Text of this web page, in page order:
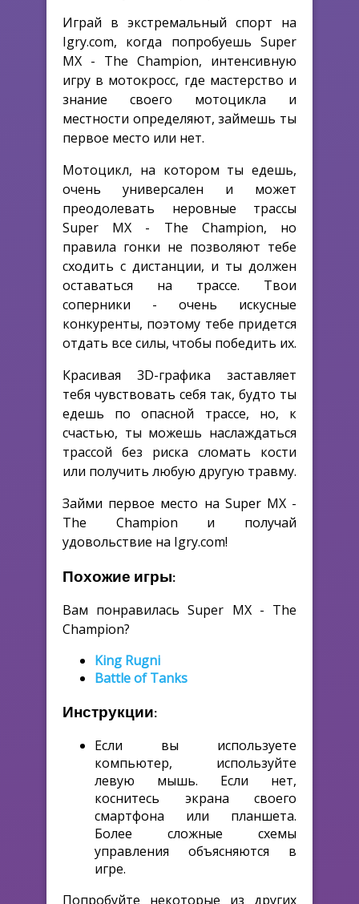
Играй в экстремальный спорт на
Igry.com, когда попробуешь Super
MX - The Champion, интенсивную
игру в мотокросс, где мастерство и
знание своего мотоцикла и
местности определяют, займешь ты
первое место или нет.
Мотоцикл, на котором ты едешь,
очень универсален и может
преодолевать неровные трассы
Super MX - The Champion, но
правила гонки не позволяют тебе
сходить с дистанции, и ты должен
оставаться на трассе. Твои
соперники - очень искусные
конкуренты, поэтому тебе придется
отдать все силы, чтобы победить их.
Красивая 3D-графика заставляет
тебя чувствовать себя так, будто ты
едешь по опасной трассе, но, к
счастью, ты можешь наслаждаться
трассой без риска сломать кости
или получить любую другую травму.
Займи первое место на Super MX -
The Champion и получай
удовольствие на Igry.com!
Похожие игры:
Вам понравилась Super MX - The
Champion?
King Rugni
Battle of Tanks
Инструкции:
Если вы используете
компьютер, используйте
левую мышь. Если нет,
коснитесь экрана своего
смартфона или планшета.
Более сложные схемы
управления объясняются в
игре.
Попробуйте некоторые из других